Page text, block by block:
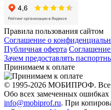
Правила пользования сайтом
Соглашение о
Публичная оферта
Зачем предоставлять
Принимаем к оплате
© 1995-2026 МОБИПРОФ. Все
Обо всех замеченных ошибках
info@mobiprof.ru. При